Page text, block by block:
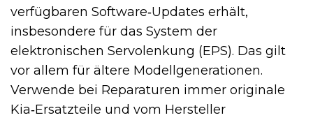
verfügbaren Software‑Updates erhält,
insbesondere für das System der
elektronischen Servolenkung (EPS). Das gilt
vor allem für ältere Modellgenerationen.
Verwende bei Reparaturen immer originale
Kia‑Ersatzteile und vom Hersteller